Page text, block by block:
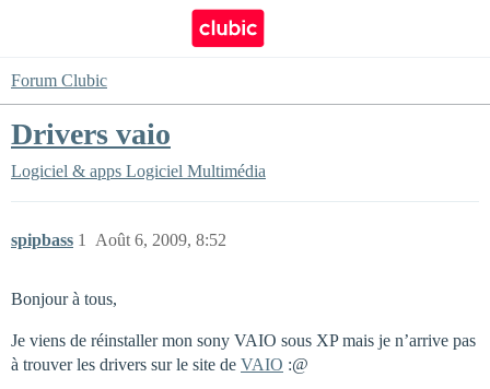
Forum Clubic
Drivers vaio
Logiciel & apps Logiciel Multimédia
spipbass Août 6, 2009, 8:52
1
Bonjour à tous,
Je viens de réinstaller mon sony VAIO sous XP mais je n’arrive pas
à trouver les drivers sur le site de VAIO :@